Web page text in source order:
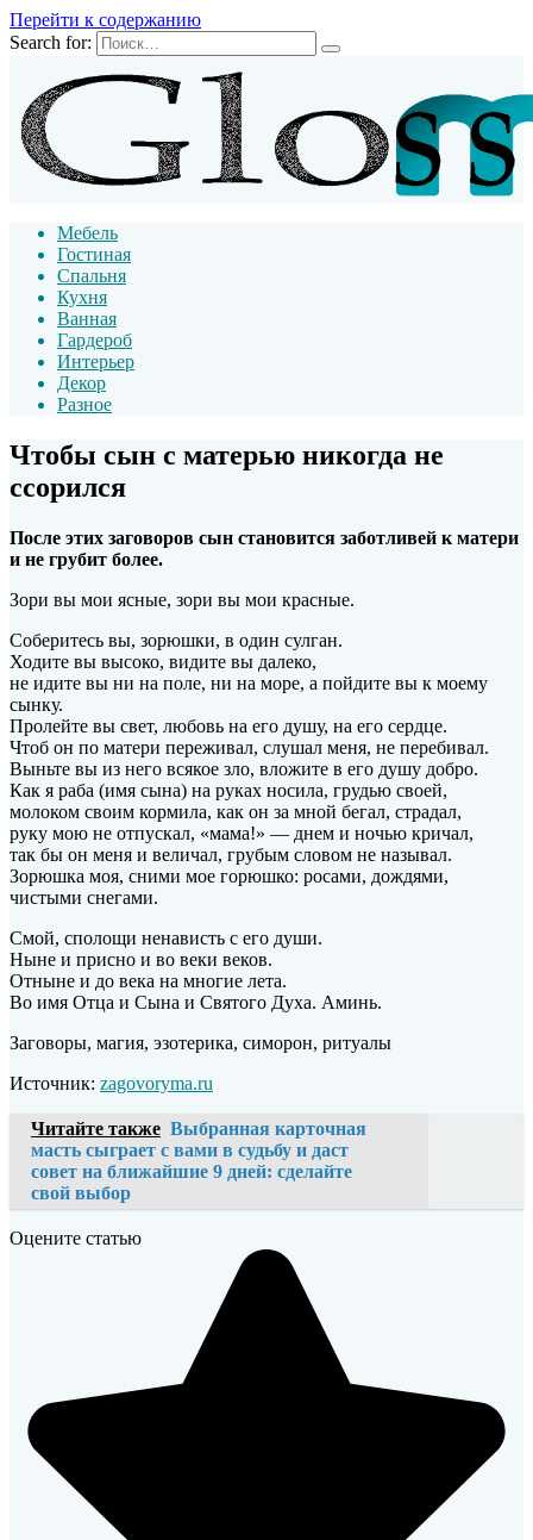
Перейти к содержанию
Search for:
Мебель
Гостиная
Спальня
Кухня
Ванная
Гардероб
Интерьер
Декор
Разное
Чтобы сын с матерью никогда не
ссорился
После этих заговоров сын становится заботливей к матери
и не грубит более.
Зори вы мои ясные, зори вы мои красные.
Соберитесь вы, зорюшки, в один сулган.
Ходите вы высоко, видите вы далеко,
не идите вы ни на поле, ни на море, а пойдите вы к моему
сынку.
Пролейте вы свет, любовь на его душу, на его сердце.
Чтоб он по матери переживал, слушал меня, не перебивал.
Выньте вы из него всякое зло, вложите в его душу добро.
Как я раба (имя сына) на руках носила, грудью своей,
молоком своим кормила, как он за мной бегал, страдал,
руку мою не отпускал, «мама!» — днем и ночью кричал,
так бы он меня и величал, грубым словом не называл.
Зорюшка моя, сними мое горюшко: росами, дождями,
чистыми снегами.
Смой, сполощи ненависть с его души.
Ныне и присно и во веки веков.
Отныне и до века на многие лета.
Во имя Отца и Сына и Святого Духа. Аминь.
Заговоры, магия, эзотерика, симорон, ритуалы
Источник: zagovoryma.ru
Читайте также Выбранная карточная
масть сыграет с вами в судьбу и даст
совет на ближайшие 9 дней: сделайте
свой выбор
Оцените статью